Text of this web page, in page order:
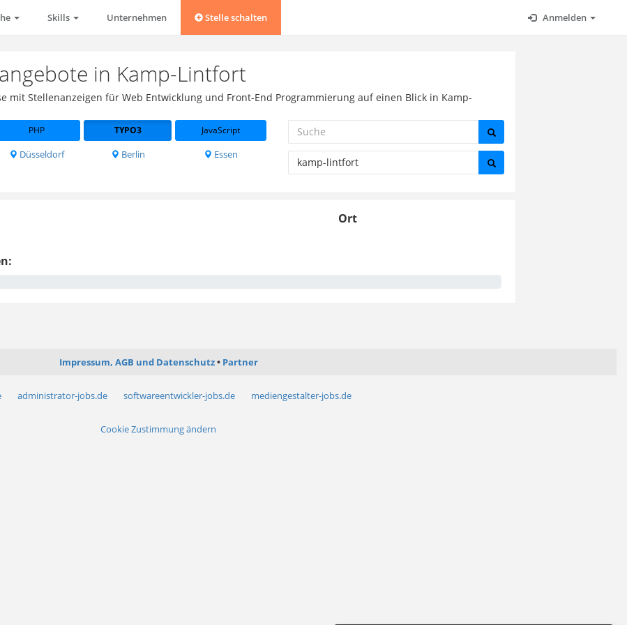
Skills Unternehmen Stelle schalten Anmelden
in Kamp-Lintfort
mit Stellenanzeigen für Web Entwicklung und Front-End Programmierung auf einen Blick in Kamp-
PHP TYPO3 JavaScript
Düsseldorf Berlin Essen
Ort
Impressum, AGB und Datenschutz Partner
administrator-jobs.de softwareentwickler-jobs.de mediengestalter-jobs.de
Cookie Zustimmung ändern